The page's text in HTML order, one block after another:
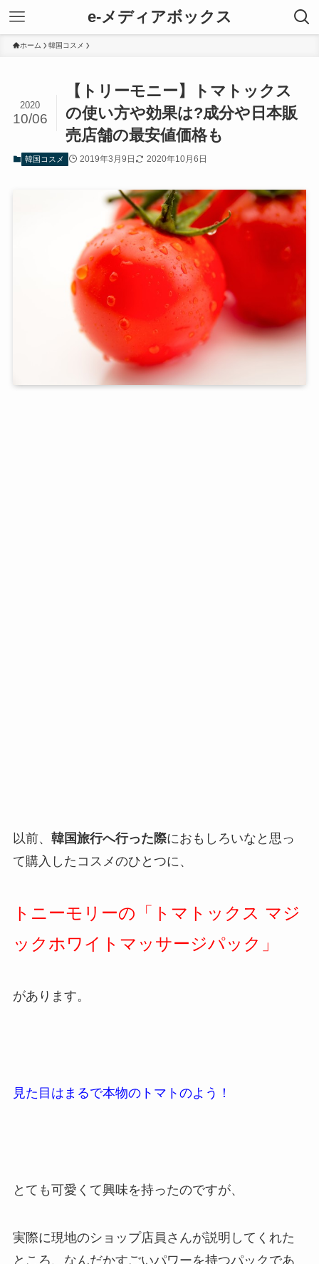
e-メディアボックス
ホーム 韓国コスメ
【トリーモニー】トマトックス
の使い方や効果は?成分や日本販
売店舗の最安値価格も
2020
10/06
韓国コスメ 2019年3月9日 2020年10月6日
以前、 韓国旅行へ行った際におもしろいなと思っ
て購入したコスメのひとつに、
トニーモリーの「 トマトックス マジ
ックホワイトマッサージパック」
があります。
見た目はまるで本物のトマトのよう！
とても可愛くて興味を持ったのですが、
実際に現地のショップ店員さんが説明してくれた
ところ、なんだかすごいパワーを持つパックであ